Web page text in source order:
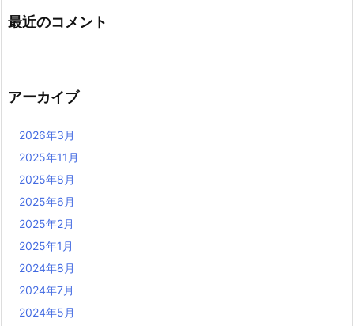
最近のコメント
アーカイブ
2026年3月
2025年11月
2025年8月
2025年6月
2025年2月
2025年1月
2024年8月
2024年7月
2024年5月